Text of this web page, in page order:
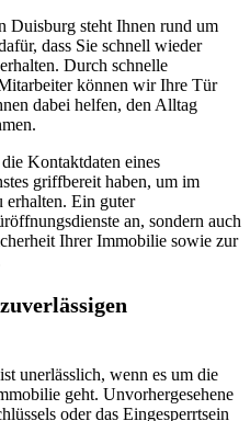
Duisburg steht Ihnen rund um
dass Sie schnell wieder
Durch schnelle
können wir Ihre Tür
dabei helfen, den Alltag
Kontaktdaten eines
griffbereit haben, um im
Ein guter
an, sondern auch
Ihrer Immobilie sowie zur
unerlässlich, wenn es um die
geht. Unvorhergesehene
oder das Eingesperrtsein